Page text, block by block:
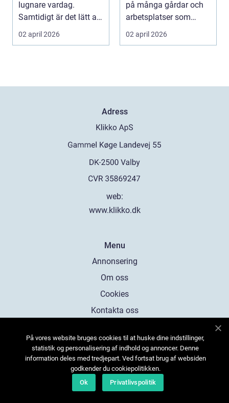
lugnare vardag.
Samtidigt är det lätt att
skjuta upp service ...
02 april 2026
på många gårdar och
arbetsplatser som
traktorn var f...
02 april 2026
Adress
web:
www.klikko.dk
Menu
Annonsering
Om oss
Cookies
Kontakta oss
På vores website bruges cookies til at huske dine indstillinger,
statistik og personalisering af indhold og annoncer. Denne
information deles med tredjepart. Ved fortsat brug af websiden
godkender du cookiepolitikken.
Ok
Privatlivspolitik